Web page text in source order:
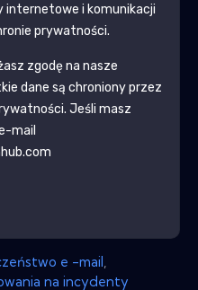
internetowe i komunikacji
prywatności.
zgodę na nasze
dane są chroniony przez
. Jeśli masz
mail
e -mail
na incydenty